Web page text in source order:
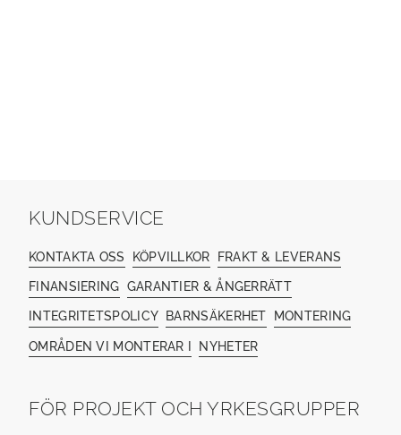
KUNDSERVICE
KONTAKTA OSS KÖPVILLKOR FRAKT & LEVERANS
FINANSIERING GARANTIER & ÅNGERRÄTT
INTEGRITETSPOLICY BARNSÄKERHET MONTERING
OMRÅDEN VI MONTERAR I NYHETER
FÖR PROJEKT OCH YRKESGRUPPER